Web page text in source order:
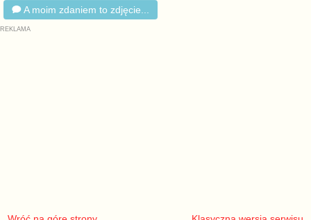
A moim zdaniem to zdjęcie...